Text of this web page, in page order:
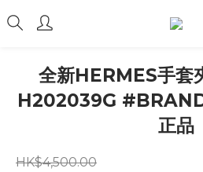
全新HERMES手套
H202039G
正品
HK$4,500.00